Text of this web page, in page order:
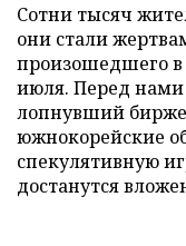
Сотни тысяч
они стали
произошедшего в
июля. Перед нами
лопнувший
южнокорейские
спекулятивную
достанутся